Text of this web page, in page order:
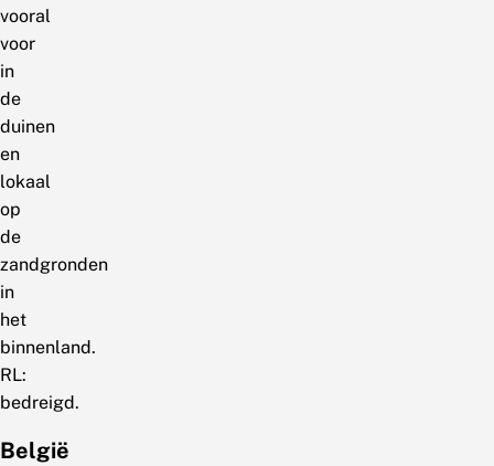
vooral
voor
in
de
duinen
en
lokaal
op
de
zandgronden
in
het
binnenland.
RL:
bedreigd.
België